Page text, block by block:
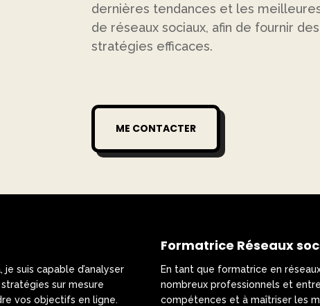
dernières tendances et les
de réseaux sociaux, afin de fournir
stratégies efficaces.
ME CONTACTER
suis capable d’analyser
sur mesure
vos objectifs en ligne.
Formatrice Réseaux
En tant que formatrice en
nombreux professionnels et
compétences et à maîtriser les